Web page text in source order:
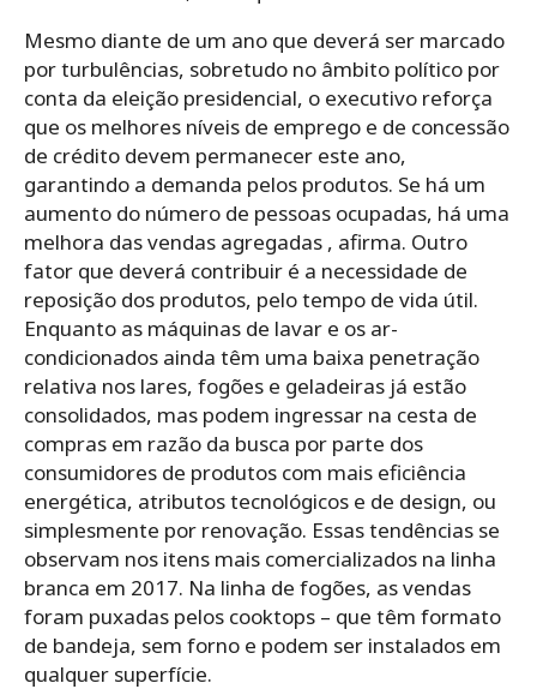
Mesmo diante de um ano que deverá ser marcado
por turbulências, sobretudo no âmbito político por
conta da eleição presidencial, o executivo reforça
que os melhores níveis de emprego e de concessão
de crédito devem permanecer este ano,
garantindo a demanda pelos produtos. Se há um
aumento do número de pessoas ocupadas, há uma
melhora das vendas agregadas , afirma. Outro
fator que deverá contribuir é a necessidade de
reposição dos produtos, pelo tempo de vida útil.
Enquanto as máquinas de lavar e os ar-
condicionados ainda têm uma baixa penetração
relativa nos lares, fogões e geladeiras já estão
consolidados, mas podem ingressar na cesta de
compras em razão da busca por parte dos
consumidores de produtos com mais eficiência
energética, atributos tecnológicos e de design, ou
simplesmente por renovação. Essas tendências se
observam nos itens mais comercializados na linha
branca em 2017. Na linha de fogões, as vendas
foram puxadas pelos cooktops – que têm formato
de bandeja, sem forno e podem ser instalados em
qualquer superfície.